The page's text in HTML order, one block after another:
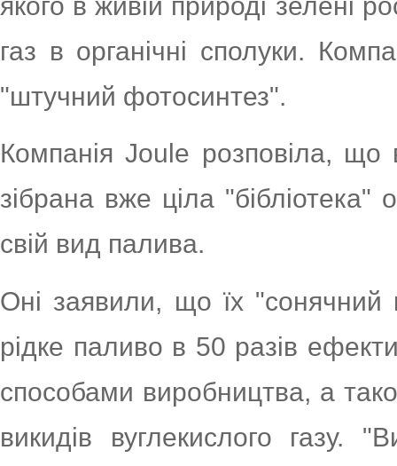
якого в живій природі зелені
газ в органічні сполуки.
"штучний фотосинтез".
Компанія Joule розповіла, що
зібрана вже ціла "бібліотека"
свій вид палива.
Оні заявили, що їх "сонячний
рідке паливо в 50 разів
способами виробництва, а
викидів вуглекислого газу.